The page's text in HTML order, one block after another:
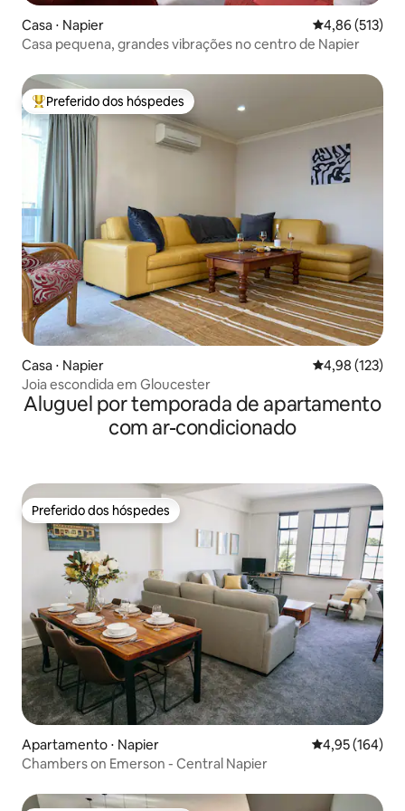
Casa ⋅ Napier 4,86 de uma
4,86 (513)
Casa pequena, grandes vibrações no centro de Napier
Entre os melhores preferidos dos hóspedes
Preferido dos hóspedes
Casa ⋅ Napier 4,98 de uma
4,98 (123)
Joia escondida em Gloucester
Aluguel por temporada de apartamento
com ar-condicionado
Preferido dos hóspedes
Preferido dos hóspedes
Apartamento ⋅ Napier 4,95 de uma
4,95 (164)
Chambers on Emerson - Central Napier